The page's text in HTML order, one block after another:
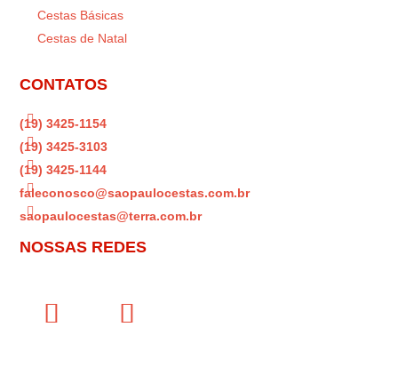
Cestas Básicas
Cestas de Natal
CONTATOS

(19) 3425-1154

(19) 3425-3103

(19) 3425-1144

faleconosco@saopaulocestas.com.br

saopaulocestas@terra.com.br
NOSSAS REDES